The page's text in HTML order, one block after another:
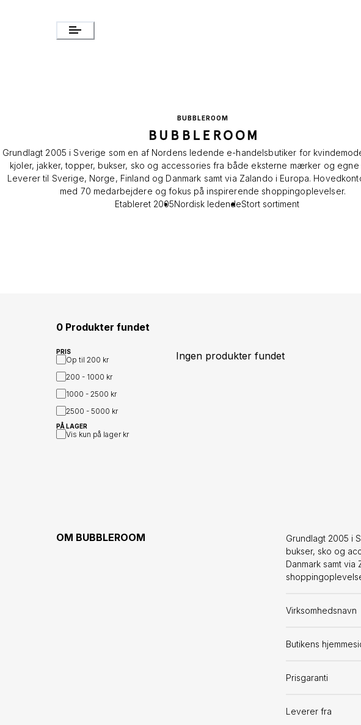
BUBBLEROOM
Grundlagt 2005 i Sverige som en af Nordens ledende e-handelsbutiker for
kjoler, jakker, topper, bukser, sko og accessories fra både eksterne mærker og egne
Leverer til Sverige, Norge, Finland og Danmark samt via Zalando i Europa.
med 70 medarbejdere og fokus på inspirerende shoppingoplevelser.
Etableret 2005Nordisk ledendeStort sortiment
0 Produkter fundet
PRIS
Op til 200 kr
200 - 1000 kr
1000 - 2500 kr
2500 - 5000 kr
PÅ LAGER
Vis kun på lager kr
Ingen produkter fundet
OM BUBBLEROOM
Grundlagt 2005 i
bukser, sko og
Danmark samt
Virksomhedsnavn
Butikens
Prisgaranti
Leverer fra